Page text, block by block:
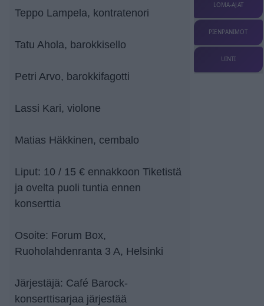
Teppo Lampela, kontratenori
Tatu Ahola, barokkisello
Petri Arvo, barokkifagotti
Lassi Kari, violone
Matias Häkkinen, cembalo
Liput: 10 / 15 € ennakkoon Tiketistä
ja ovelta puoli tuntia ennen
konserttia
Osoite: Forum Box,
Ruoholahdenranta 3 A, Helsinki
Järjestäjä: Café Barock-
konserttisarjaa järjestää
LOMA-AJAT
PIENPANIMOT
UINTI